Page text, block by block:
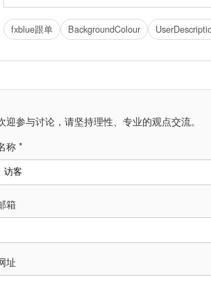
fxblue跟单 BackgroundColour
迎参与讨论，请坚持理性、专业的观点交流。
称 *
箱
址